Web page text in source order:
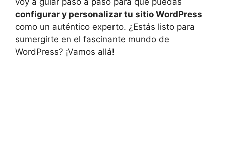
configurar y personalizar tu sitio WordPress
como un auténtico experto. ¿Estás listo para
sumergirte en el fascinante mundo de
WordPress? ¡Vamos allá!